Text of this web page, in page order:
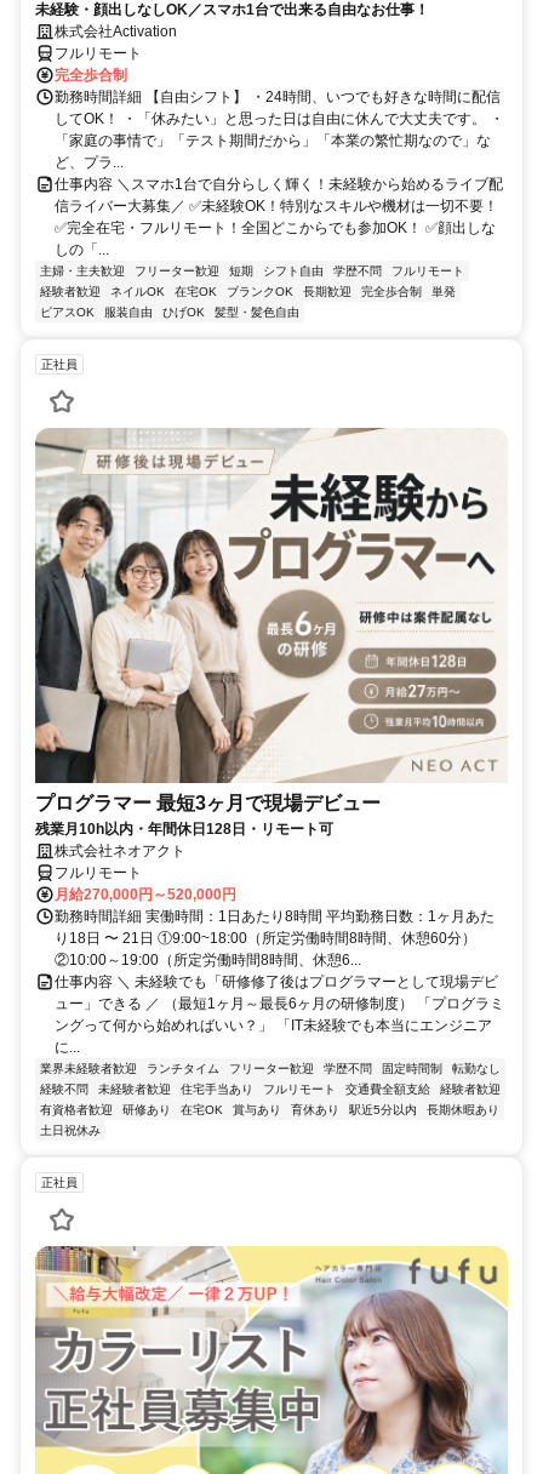
未経験・顔出しなしOK／スマホ1台で出来る自由なお仕事！
株式会社Activation
フルリモート
完全歩合制
勤務時間詳細 【自由シフト】 ・24時間、いつでも好きな時間に配信
してOK！ ・「休みたい」と思った日は自由に休んで大丈夫です。 ・
「家庭の事情で」「テスト期間だから」「本業の繁忙期なので」な
ど、プラ...
仕事内容 ＼スマホ1台で自分らしく輝く！未経験から始めるライブ配
信ライバー大募集／ ✅未経験OK！特別なスキルや機材は一切不要！
✅完全在宅・フルリモート！全国どこからでも参加OK！ ✅顔出しな
しの「...
主婦・主夫歓迎 フリーター歓迎 短期 シフト自由 学歴不問
フルリモート
経験者歓迎
ネイルOK 在宅OK ブランクOK 長期歓迎 完全歩合制
単発
ピアスOK
服装自由 ひげOK 髪型・髪色自由
正社員
プログラマー 最短3ヶ月で現場デビュー
残業月10h以内・年間休日128日・リモート可
株式会社ネオアクト
フルリモート
月給270,000円～520,000円
勤務時間詳細 実働時間：1日あたり8時間 平均勤務日数：1ヶ月あた
り18日 〜 21日 ①9:00~18:00（所定労働時間8時間、休憩60分）
②10:00～19:00（所定労働時間8時間、休憩6...
仕事内容 ＼ 未経験でも「研修修了後はプログラマーとして現場デビ
ュー」できる ／ （最短1ヶ月～最長6ヶ月の研修制度） 「プログラミ
ングって何から始めればいい？」 「IT未経験でも本当にエンジニア
に...
業界未経験者歓迎 ランチタイム フリーター歓迎 学歴不問 固定時間制
転勤なし
経験不問
未経験者歓迎 住宅手当あり フルリモート 交通費全額支給
経験者歓迎
有資格者歓迎
研修あり 在宅OK 賞与あり 育休あり 駅近5分以内
長期休暇あり
土日祝休み
正社員